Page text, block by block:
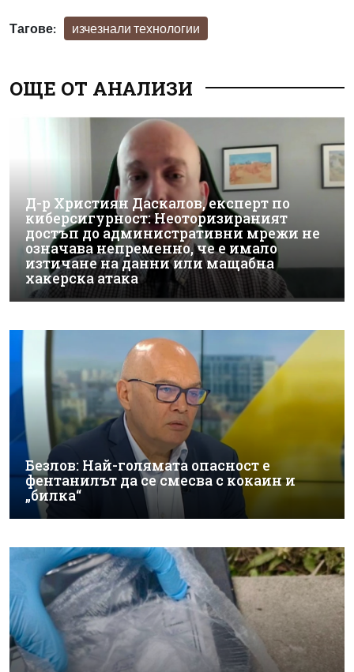
Тагове: изчезнали технологии
ОЩЕ ОТ АНАЛИЗИ
Д-р Християн Даскалов, експерт по
киберсигурност: Неоторизираният
достъп до административни мрежи не
означава непременно, че е имало
изтичане на данни или мащабна
хакерска атака
Безлов: Най-голямата опасност е
фентанилът да се смесва с кокаин и
„билка“